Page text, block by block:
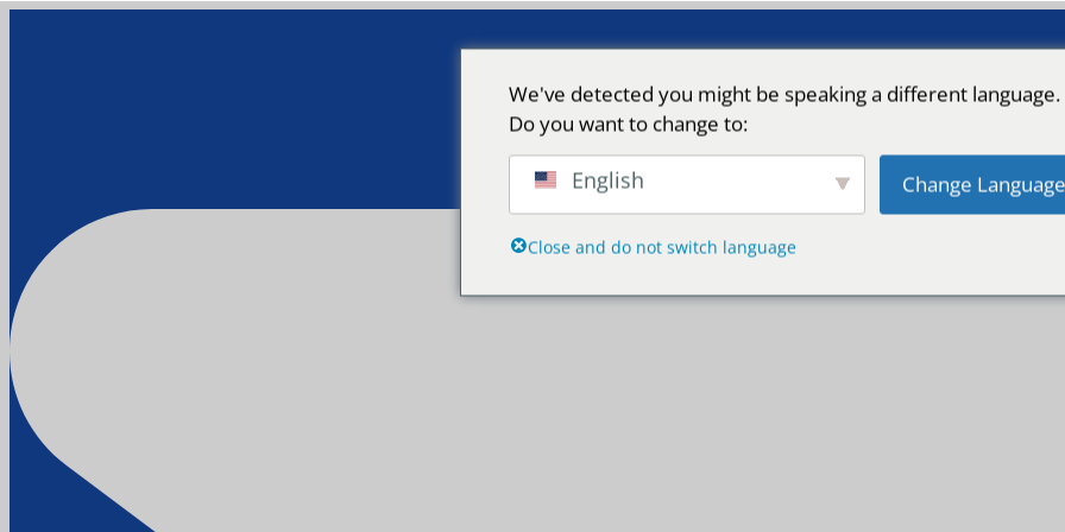
We've detected you might be speaking a different language.
Do you want to change to:
English Change Language
Close and do not switch language